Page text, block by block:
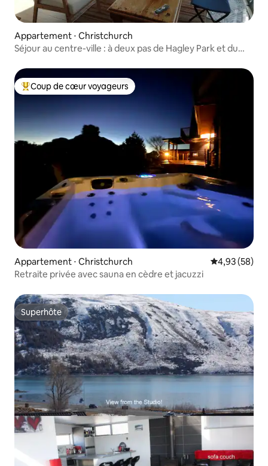
Appartement ⋅ Christchurch
Séjour au centre-ville : à deux pas de Hagley Park et du
Coups de cœur voyageurs les plus appréciés
Coup de cœur voyageurs
Appartement ⋅ Christchurch Évaluation
4,93 (58)
Retraite privée avec sauna en cèdre et jacuzzi
Superhôte
Superhôte